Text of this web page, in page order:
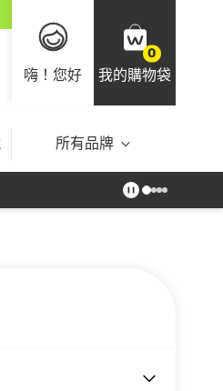
嗨！您好
0
我的購物袋
所有品牌